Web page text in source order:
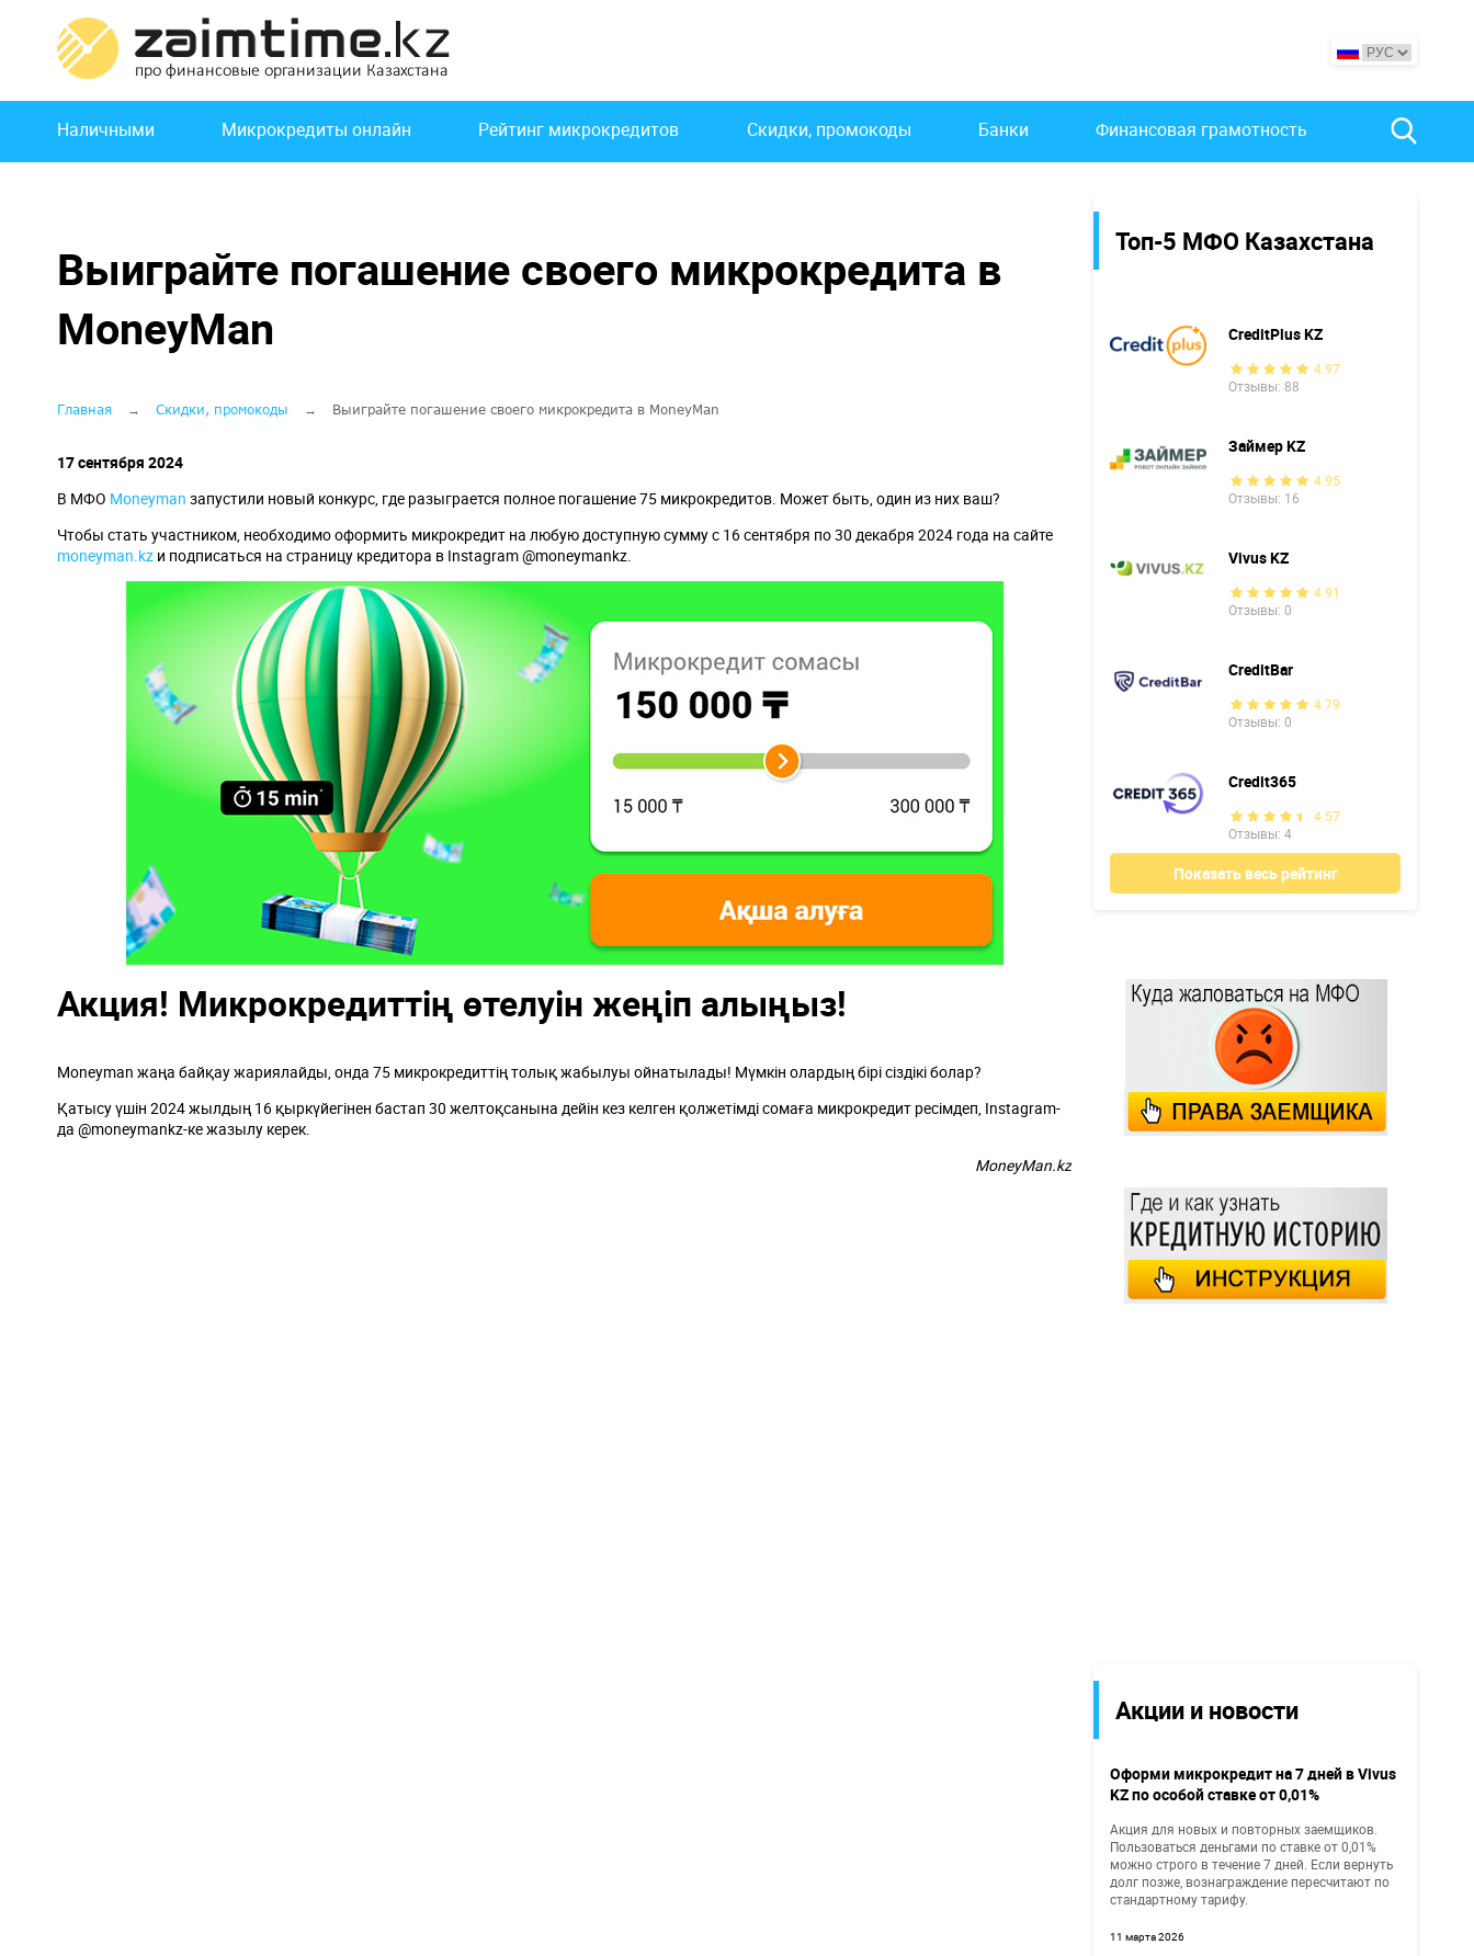
основному
содержанию
Основная
навигация
Наличными Микрокредиты онлайн Рейтинг микрокредитов Скидки, промокоды Банки Финансовая грамотность
Топ-5 МФО Казахстана
CreditPlus KZ
4.97
Отзывы: 88
Займер KZ
4.95
Отзывы: 16
Vivus KZ
4.91
Отзывы: 0
CreditBar
4.79
Отзывы: 0
Credit365
4.57
Отзывы: 4
Показать весь рейтинг
Акции и новости
Оформи микрокредит на 7 дней в Vivus
KZ по особой ставке от 0,01%
Акция для новых и повторных заемщиков.
Пользоваться деньгами по ставке от 0,01%
можно строго в течение 7 дней. Если вернуть
долг позже, вознаграждение пересчитают по
стандартному тарифу.
11 марта 2026
Выиграйте погашение своего микрокредита в
MoneyMan
Строка
навигации
Главная Скидки, промокоды Выиграйте погашение своего микрокредита в MoneyMan
17 сентября 2024
В МФО Moneyman запустили новый конкурс, где разыграется полное погашение 75 микрокредитов. Может быть, один из них ваш?
Чтобы стать участником, необходимо оформить микрокредит на любую доступную сумму с 16 сентября по 30 декабря 2024 года на сайте
moneyman.kz и подписаться на страницу кредитора в Instagram @moneymankz.
Акция! Микрокредиттің өтелуін жеңіп алыңыз!
Moneyman жаңа байқау жариялайды, онда 75 микрокредиттің толық жабылуы ойнатылады! Мүмкін олардың бірі сіздікі болар?
Қатысу үшін 2024 жылдың 16 қыркүйегінен бастап 30 желтоқсанына дейін кез келген қолжетімді сомаға микрокредит ресімдеп, Instagram-
да @moneymankz-ке жазылу керек.
MoneyMan.kz